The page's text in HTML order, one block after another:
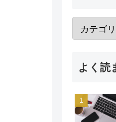
よく読